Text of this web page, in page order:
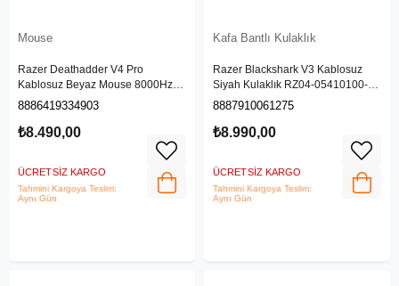
Mouse
Razer Deathadder V4 Pro
Kablosuz Beyaz Mouse 8000Hz
RZ01-05330200-R3G1
8886419334903
₺8.490,00
ÜCRETSIZ KARGO
Tahmini Kargoya Teslim:
Aynı Gün
Kafa Bantlı Kulaklık
Razer Blackshark V3 Kablosuz
Siyah Kulaklık RZ04-05410100-
R3M1
8887910061275
₺8.990,00
ÜCRETSIZ KARGO
Tahmini Kargoya Teslim:
Aynı Gün